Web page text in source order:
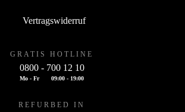
Vertragswiderruf
GRATIS HOTLINE
0800 - 700 12 10
Mo - Fr 09:00 - 19:00
REFURBED IN